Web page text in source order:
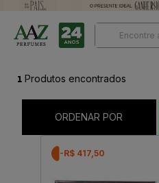
1 Produtos encontrados
ORDENAR POR
-R$ 417,50